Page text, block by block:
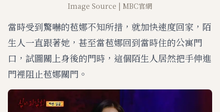
Image Source | MBC官網
當時受到驚嚇的苞娜不知所措，就加快速度回家，陌
生人一直跟著她，甚至當苞娜回到當時住的公寓門
口，試圖關上身後的門時，這個陌生人居然把手伸進
門裡阻止苞娜關門。